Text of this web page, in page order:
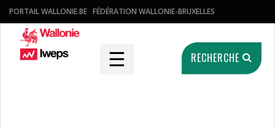
PORTAIL WALLONIE.BE FÉDÉRATION WALLONIE-BRUXELLES
☰ RECHERCHE